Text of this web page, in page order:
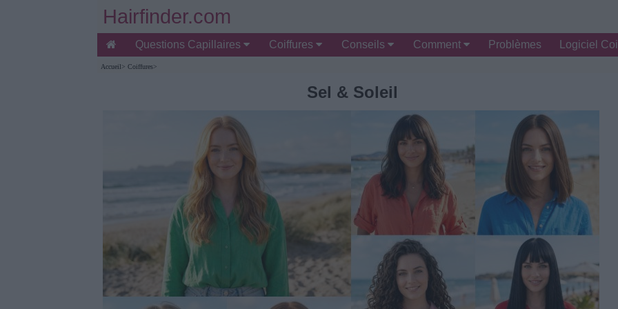
Hairfinder.com
Questions Capillaires Coiffures Conseils Comment Problèmes Logiciel
Accueil> Coiffures>
Sel & Soleil